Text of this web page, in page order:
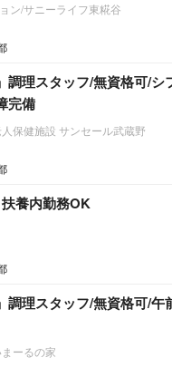
ン/サニーライフ東糀谷
調理スタッフ/無資格可/
完備
保健施設 サンセール武蔵野
養内勤務OK
調理スタッフ/無資格可/
ーるの家